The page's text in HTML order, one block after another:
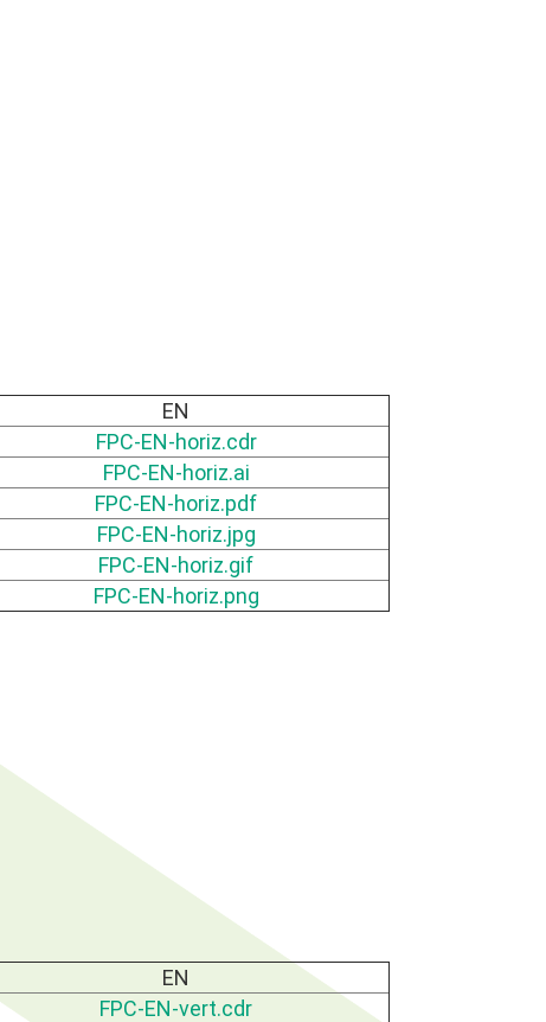
EN
FPC-EN-horiz.cdr
FPC-EN-horiz.ai
FPC-EN-horiz.pdf
FPC-EN-horiz.jpg
FPC-EN-horiz.gif
FPC-EN-horiz.png
EN
FPC-EN-vert.cdr